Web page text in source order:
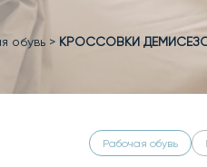
обувь > КРОССОВКИ
Рабочая обувь